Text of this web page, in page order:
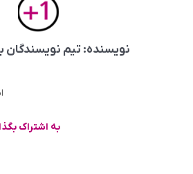
نویسنده: تیم نویسندگان
به اشتراک